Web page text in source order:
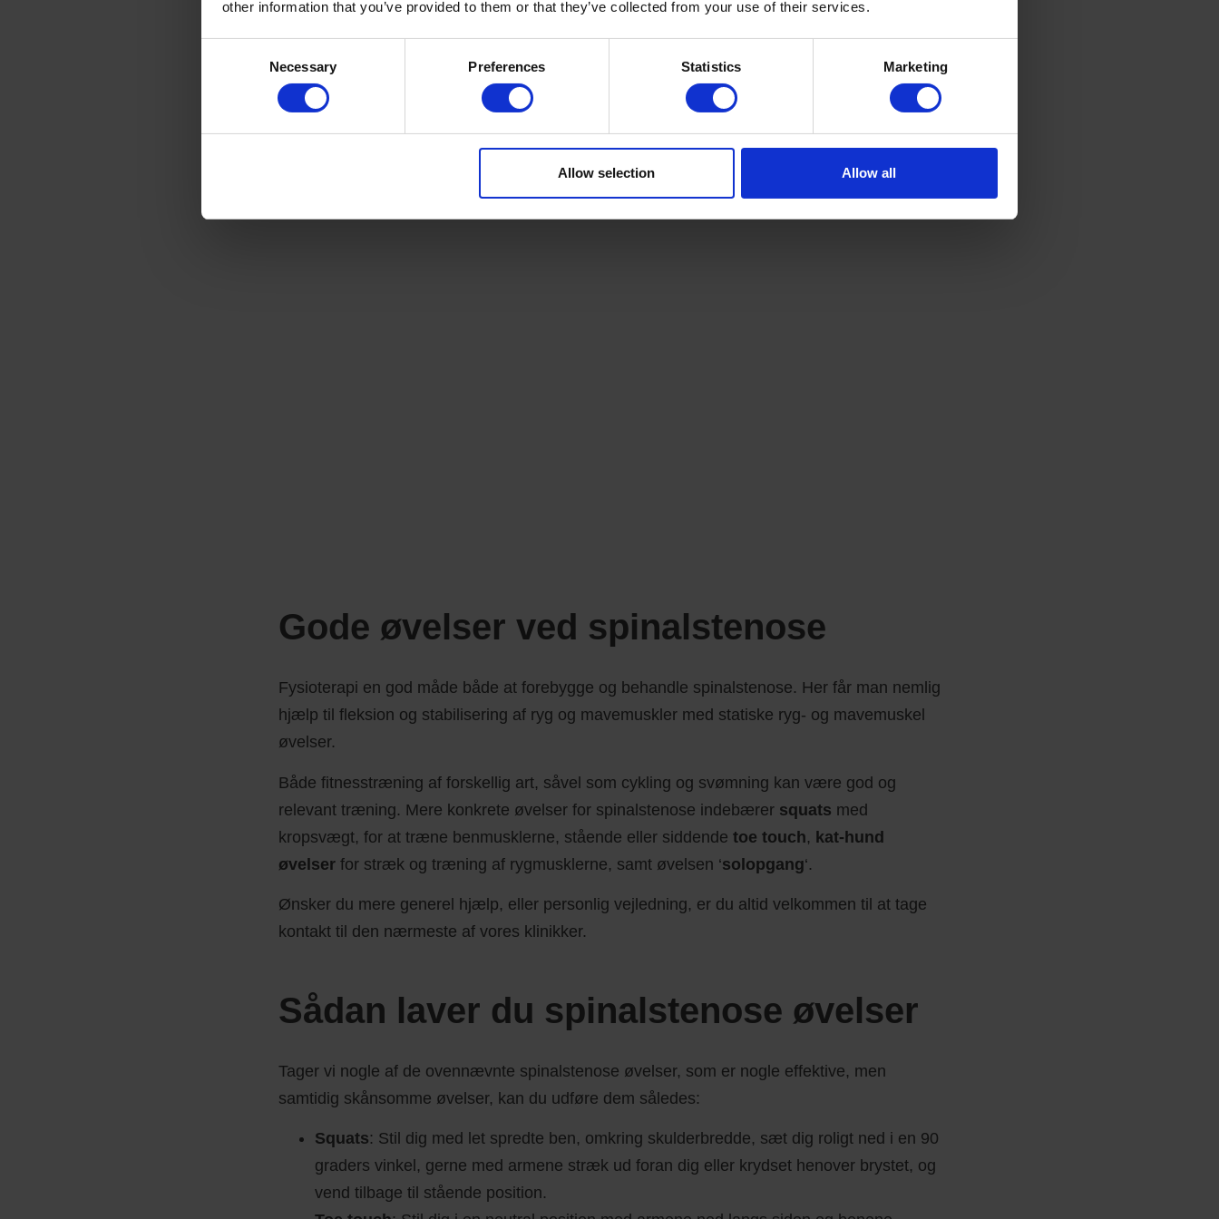
other information that you’ve provided to them or that they’ve collected from your use of their services.
Necessary Preferences Statistics Marketing
Allow selection Allow all
med en professionel behandling, som passer til dine behov.
Har du mistanke om spinalstenose eller opleves lignende symptomer, anbefales det at
konsultere en læge for en nøjagtig diagnose og passende behandling.
Gode øvelser ved spinalstenose
Fysioterapi en god måde både at forebygge og behandle spinalstenose. Her får man nemlig
hjælp til fleksion og stabilisering af ryg og mavemuskler med statiske ryg- og mavemuskel
øvelser.
Både fitnesstræning af forskellig art, såvel som cykling og svømning kan være god og
relevant træning. Mere konkrete øvelser for spinalstenose indebærer squats med
kropsvægt, for at træne benmusklerne, stående eller siddende toe touch, kat-hund
øvelser for stræk og træning af rygmusklerne, samt øvelsen ‘solopgang‘.
Ønsker du mere generel hjælp, eller personlig vejledning, er du altid velkommen til at tage
kontakt til den nærmeste af vores klinikker.
Sådan laver du spinalstenose øvelser
Tager vi nogle af de ovennævnte spinalstenose øvelser, som er nogle effektive, men
samtidig skånsomme øvelser, kan du udføre dem således:
Squats: Stil dig med let spredte ben, omkring skulderbredde, sæt dig roligt ned i en 90
graders vinkel, gerne med armene stræk ud foran dig eller krydset henover brystet, og
vend tilbage til stående position.